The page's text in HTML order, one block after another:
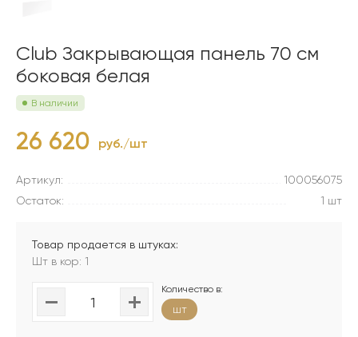
Club Закрывающая панель 70 см
боковая белая
В наличии
26 620 руб./шт
Артикул:
100056075
Остаток:
1 шт
Товар продается в штуках:
Шт в кор: 1
Количество в:
шт